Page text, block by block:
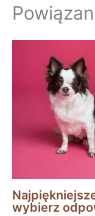
wybierz